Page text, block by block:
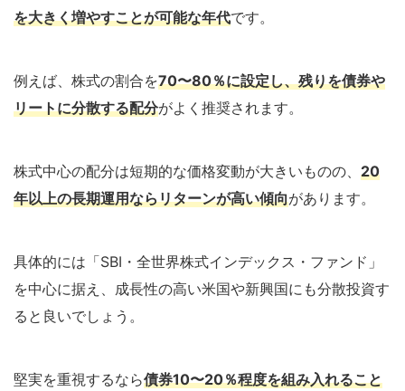
を大きく増やすことが可能な年代です。
例えば、株式の割合を70〜80％に設定し、残りを債券や
リートに分散する配分がよく推奨されます。
株式中心の配分は短期的な価格変動が大きいものの、 20
年以上の長期運用ならリターンが高い傾向があります。
具体的には「SBI・全世界株式インデックス・ファンド」
を中心に据え、成長性の高い米国や新興国にも分散投資す
ると良いでしょう。
堅実を重視するなら債券10〜20％程度を組み入れること